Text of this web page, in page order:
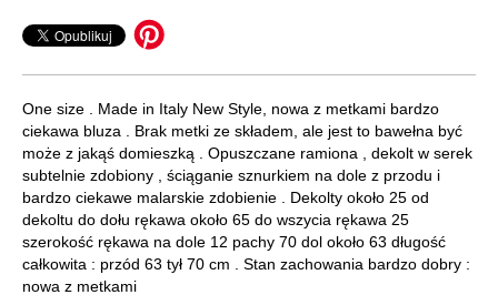
One size . Made in Italy New Style, nowa z metkami bardzo
ciekawa bluza . Brak metki ze składem, ale jest to bawełna być
może z jakąś domieszką . Opuszczane ramiona , dekolt w serek
subtelnie zdobiony , ściąganie sznurkiem na dole z przodu i
bardzo ciekawe malarskie zdobienie . Dekolty około 25 od
dekoltu do dołu rękawa około 65 do wszycia rękawa 25
szerokość rękawa na dole 12 pachy 70 dol około 63 długość
całkowita : przód 63 tył 70 cm . Stan zachowania bardzo dobry :
nowa z metkami